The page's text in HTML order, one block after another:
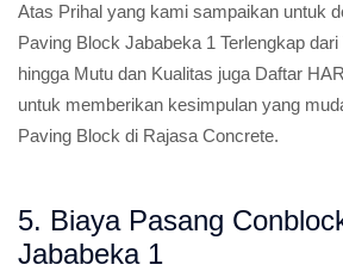
Atas Prihal yang kami sampaikan untuk
Paving Block Jababeka 1 Terlengkap dari
hingga Mutu dan Kualitas juga Daftar
untuk memberikan kesimpulan yang
Paving Block di Rajasa Concrete.
5. Biaya Pasang
Jababeka 1